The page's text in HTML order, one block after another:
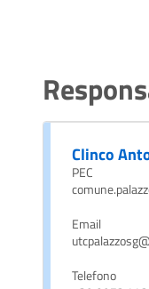
Clinco
PEC
Email
Telefono